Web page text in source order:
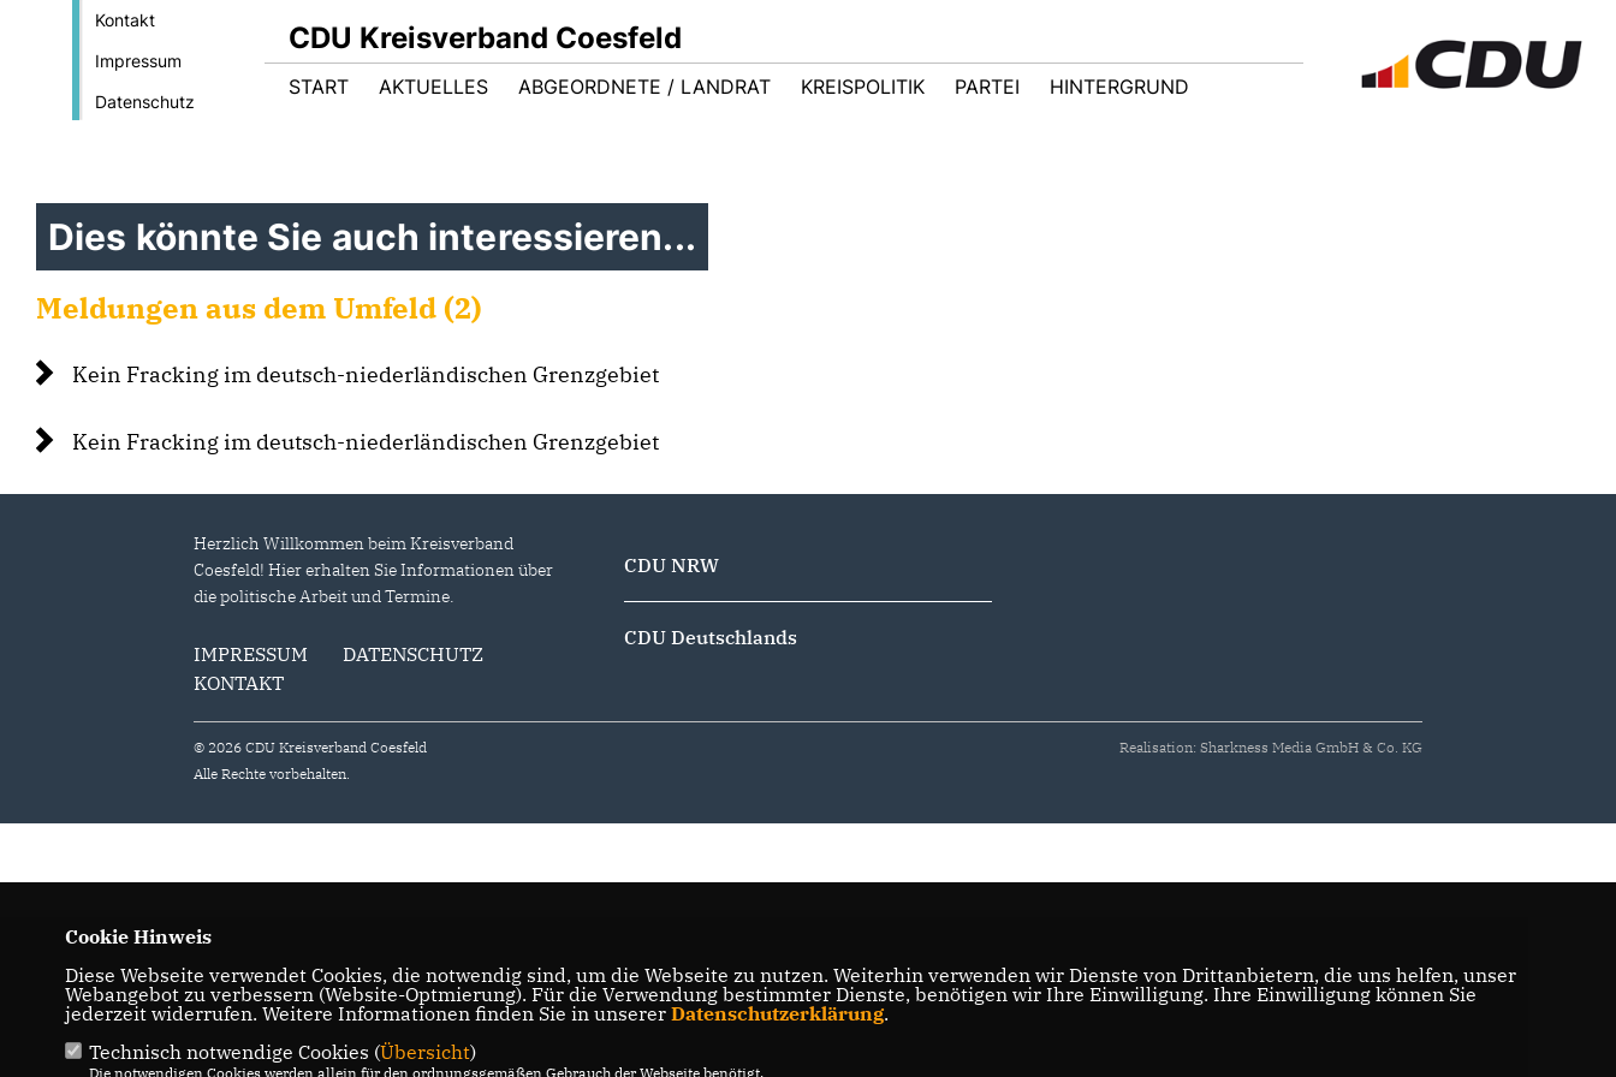
Kontakt
Impressum
Datenschutz
CDU Kreisverband Coesfeld
START AKTUELLES ABGEORDNETE / LANDRAT KREISPOLITIK PARTEI HINTERGRUND
Dies könnte Sie auch interessieren...
Meldungen aus dem Umfeld (2)
Kein Fracking im deutsch-niederländischen Grenzgebiet
Kein Fracking im deutsch-niederländischen Grenzgebiet
Herzlich Willkommen beim Kreisverband
Coesfeld! Hier erhalten Sie Informationen über
die politische Arbeit und Termine.
IMPRESSUM
DATENSCHUTZ
KONTAKT
CDU NRW
CDU Deutschlands
© 2026 CDU Kreisverband Coesfeld
Alle Rechte vorbehalten.
Realisation: Sharkness Media GmbH & Co. KG
Cookie Hinweis
Diese Webseite verwendet Cookies, die notwendig sind, um die Webseite zu nutzen. Weiterhin verwenden wir Dienste von Drittanbietern, die uns helfen, unser
Webangebot zu verbessern (Website-Optmierung). Für die Verwendung bestimmter Dienste, benötigen wir Ihre Einwilligung. Ihre Einwilligung können Sie
jederzeit widerrufen. Weitere Informationen finden Sie in unserer Datenschutzerklärung.
Technisch notwendige Cookies (Übersicht)
Die notwendigen Cookies werden allein für den ordnungsgemäßen Gebrauch der Webseite benötigt.